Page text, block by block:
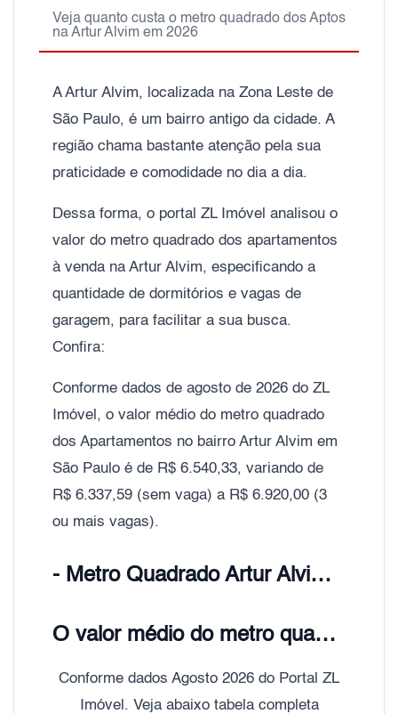
Veja quanto custa o metro quadrado dos Aptos
na Artur Alvim em 2026
A Artur Alvim, localizada na Zona Leste de
São Paulo, é um bairro antigo da cidade. A
região chama bastante atenção pela sua
praticidade e comodidade no dia a dia.
Dessa forma, o portal ZL Imóvel analisou o
valor do metro quadrado dos apartamentos
à venda na Artur Alvim, especificando a
quantidade de dormitórios e vagas de
garagem, para facilitar a sua busca.
Confira:
Conforme dados de agosto de 2026 do ZL
Imóvel, o valor médio do metro quadrado
dos Apartamentos no bairro Artur Alvim em
São Paulo é de R$ 6.540,33, variando de
R$ 6.337,59 (sem vaga) a R$ 6.920,00 (3
ou mais vagas).
- Metro Quadrado Artur Alvim, Zona Leste de São Paulo;
O valor médio do metro quadrado de Apartamentos Artur Alvim é de R$ 5.000,00
Conforme dados Agosto 2026 do Portal ZL
Imóvel. Veja abaixo tabela completa